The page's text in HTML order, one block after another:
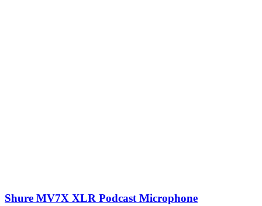
Shure MV7X XLR Podcast Microphone